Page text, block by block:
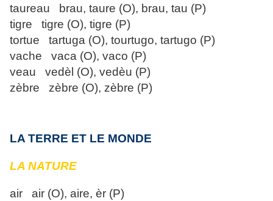
taureau brau, taure (O), brau, tau (P)
tigre tigre (O), tigre (P)
tortue tartuga (O), tourtugo, tartugo (P)
vache vaca (O), vaco (P)
veau vedèl (O), vedèu (P)
zèbre zèbre (O), zèbre (P)
LA TERRE ET LE MONDE
LA NATURE
air air (O), aire, èr (P)